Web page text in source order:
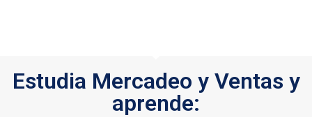
Estudia Mercadeo y Ventas y
aprende: